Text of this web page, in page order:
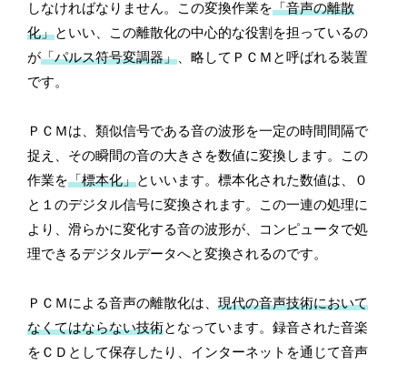
しなければなりません。この変換作業を「音声の離散
化」といい、この離散化の中心的な役割を担っているの
が「パルス符号変調器」 、略してＰＣＭと呼ばれる装置
です。
ＰＣＭは、類似信号である音の波形を一定の時間間隔で
捉え、その瞬間の音の大きさを数値に変換します。この
作業を「標本化」といいます。標本化された数値は、０
と１のデジタル信号に変換されます。この一連の処理に
より、滑らかに変化する音の波形が、コンピュータで処
理できるデジタルデータへと変換されるのです。
ＰＣＭによる音声の離散化は、現代の音声技術において
なくてはならない技術となっています。録音された音楽
をＣＤとして保存したり、インターネットを通じて音声